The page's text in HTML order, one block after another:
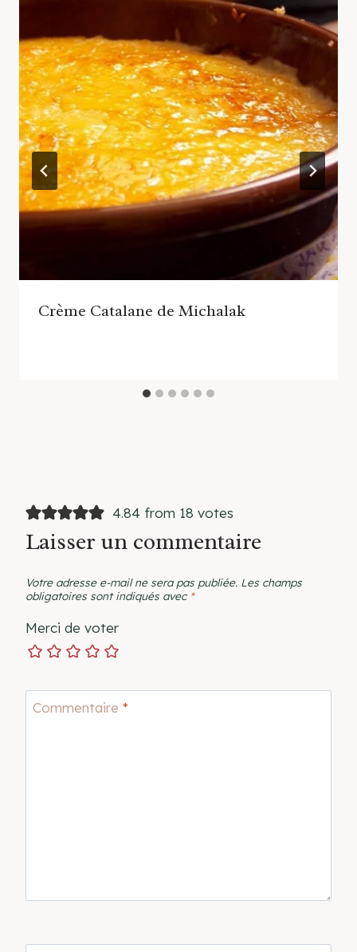
Crème Catalane de Michalak
4.84 from 18 votes
Laisser un commentaire
Votre adresse e-mail ne sera pas publiée. Les champs
obligatoires sont indiqués avec *
Merci de voter
Commentaire *